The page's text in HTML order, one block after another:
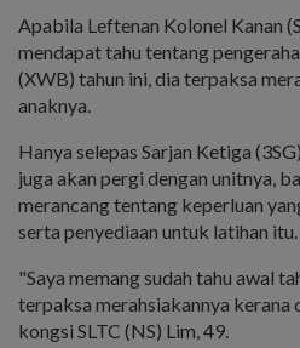
Apabila Leftenan Kolonel Kanan
mendapat tahu tentang
(XWB) tahun ini, dia terpaksa
anaknya.
Hanya selepas Sarjan Ketiga
juga akan pergi dengan unitnya,
merancang tentang keperluan
serta penyediaan untuk latihan itu.
"Saya memang sudah tahu awal
terpaksa merahsiakannya kerana
kongsi SLTC (NS) Lim, 49.